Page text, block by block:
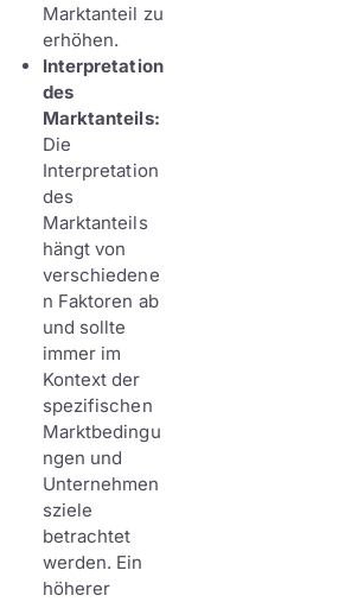
Marktanteil zu
erhöhen.
Interpretation
des
Marktanteils:
Die
Interpretation
des
Marktanteils
hängt von
verschiedene
n Faktoren ab
und sollte
immer im
Kontext der
spezifischen
Marktbedingu
ngen und
Unternehmen
sziele
betrachtet
werden. Ein
höherer